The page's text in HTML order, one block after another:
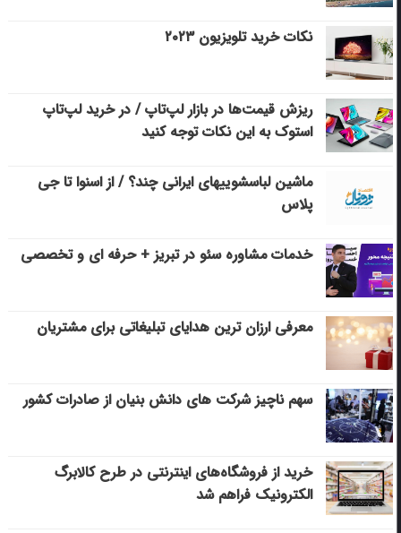
نکات خرید تلویزیون ۲۰۲۳
ریزش قیمت‌ها در بازار لپ‌تاپ / در خرید لپ‌تاپ
استوک به این نکات توجه کنید
ماشین لباسشویی‎های ایرانی چند؟ / از اسنوا تا جی
پلاس
خدمات مشاوره سئو در تبریز + حرفه ای و تخصصی
معرفی ارزان ترین هدایای تبلیغاتی برای مشتریان
سهم ناچیز شرکت های دانش بنیان از صادرات کشور
خرید از فروشگاه‌های اینترنتی در طرح کالابرگ
الکترونیک فراهم شد